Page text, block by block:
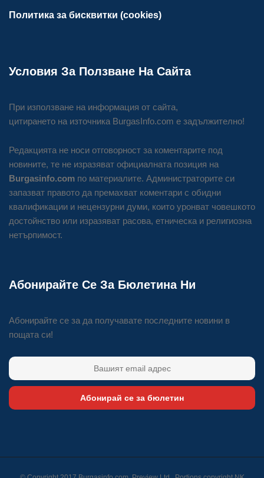
Политика за бисквитки (cookies)
Условия За Ползване На Сайта
При използване на информация от сайта,
цитирането на източника BurgasInfo.com е задължително!
Редакцията не носи отговорност за коментарите под
новините, те не изразяват официалната позиция на
Burgasinfo.com по материалите. Администраторите си
запазват правото да премахват коментари с обидни
квалификации и нецензурни думи, които уронват човешкото
достойнство или изразяват расова, етническа и религиозна
нетърпимост.
Абонирайте Се За Бюлетина Ни
Абонирайте се за да получавате последните новини в
пощата си!
Абонирай се за бюлетин